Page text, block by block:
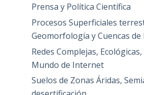
Prensa y Política Científica
Procesos Superficiales
Geomorfología y Cuencas de
Redes Complejas,
Mundo de Internet
Suelos de Zonas Áridas,